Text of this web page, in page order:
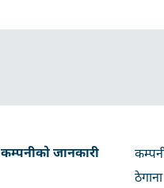
कम्पनीको जानकारी
ठेगाना